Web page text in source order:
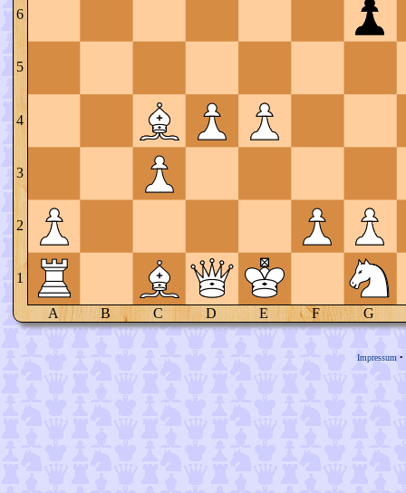
6
5
4
3
2
1
A B C D E F G
Impressum •